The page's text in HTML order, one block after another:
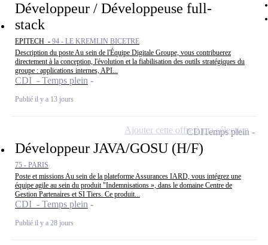
Développeur / Développeuse full-
stack
EPITECH - 94 - LE KREMLIN BICETRE
Description du poste Au sein de l'Équipe Digitale Groupe, vous contribuerez
directement à la conception, l'évolution et la fiabilisation des outils stratégiques du
groupe : applications internes, API...
CDI - Temps plein
Publié il y a 13 jours
Développeur JAVA/GOSU (H/F)
75 - PARIS
Poste et missions Au sein de la plateforme Assurances IARD, vous intégrez une
équipe agile au sein du produit "Indemnisations », dans le domaine Centre de
Gestion Partenaires et SI Tiers. Ce produit...
CDI - Temps plein
Publié il y a 28 jours
CDITemps plein
Ajouter cette offre à ma sélection